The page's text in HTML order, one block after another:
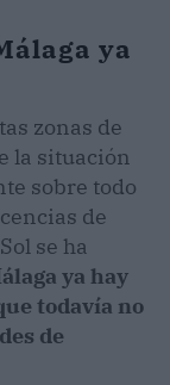
ya
zonas de
la situación
sobre todo
de
se ha
ya hay
todavía no
de